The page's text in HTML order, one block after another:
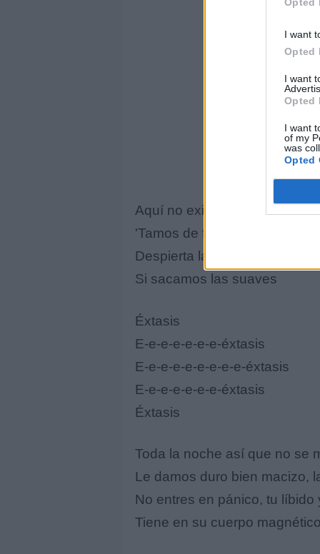
I want
Opted
I want
Opted
I want
of my
was
Opted
Aquí no existe el bajón
'Tamos de fiestón, ya sabes
Despierta la inspiración
Si sacamos las suaves
Éxtasis
E-e-e-e-e-e-e-éxtasis
E-e-e-e-e-e-e-e-e-éxtasis
E-e-e-e-e-e-e-éxtasis
Éxtasis
Toda la noche así que no se
Le damos duro bien macizo,
No entres en pánico, tu líbido
Tiene en su cuerpo